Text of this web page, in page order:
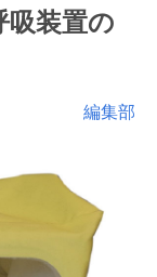
吸装置の
編集部